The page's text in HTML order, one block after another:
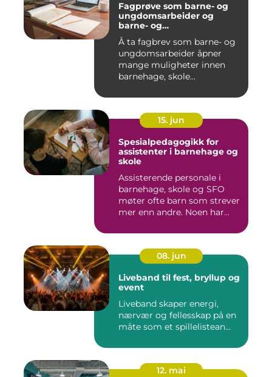
Fagprøve som barne- og
ungdomsarbeider og
barne- og
ungdomsarbeiderfaget VG
Å ta fagbrev som barne- og
ungdomsarbeider åpner
mange muligheter innen
barnehage, skole...
15. jun
Spesialpedagogikk for
assistenter i barnehage og
skole
Assisterende personale i
barnehage, skole og SFO
møter ofte barn som strever
mer enn andre. Noen har...
08. jun
Liveband til fest, bryllup og
event
Liveband skaper energi,
nærvær og fellesskap på en
måte som et spillelistean...
12. mai